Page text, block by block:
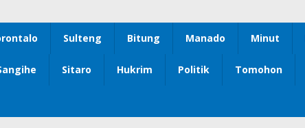
Sulteng Bitung Manado Minut
Sitaro Hukrim Politik Tomohon